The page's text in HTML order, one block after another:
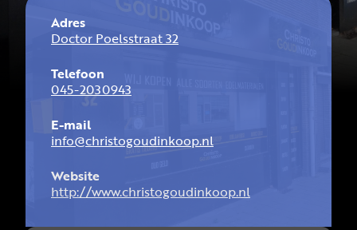
Adres
Doctor Poelsstraat 32
Telefoon
045-2030943
E-mail
info@christogoudinkoop.nl
Website
http://www.christogoudinkoop.nl